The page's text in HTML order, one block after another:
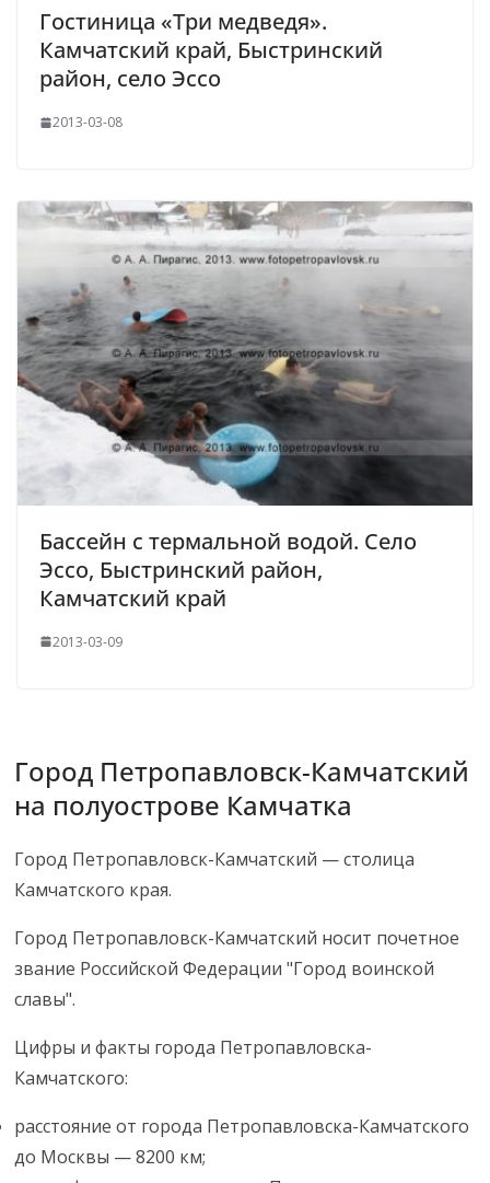
Гостиница «Три медведя».
Камчатский край, Быстринский
район, село Эссо
2013-03-08
Бассейн с термальной водой. Село
Эссо, Быстринский район,
Камчатский край
2013-03-09
Город Петропавловск-Камчатский
на полуострове Камчатка
Город Петропавловск-Камчатский — столица
Камчатского края.
Город Петропавловск-Камчатский носит почетное
звание Российской Федерации "Город воинской
славы".
Цифры и факты города Петропавловска-
Камчатского:
расстояние от города Петропавловска-Камчатского
до Москвы — 8200 км;